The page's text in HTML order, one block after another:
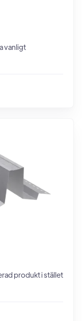
vanligt
produkt i stället